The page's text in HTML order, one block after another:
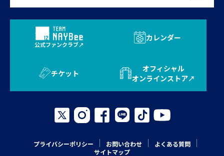
公式ファンクラブ
カレンダー
チケット
オフィシャル
オンラインストア
プライバシーポリシー お問い合わせ
よくある質問
サイトマップ